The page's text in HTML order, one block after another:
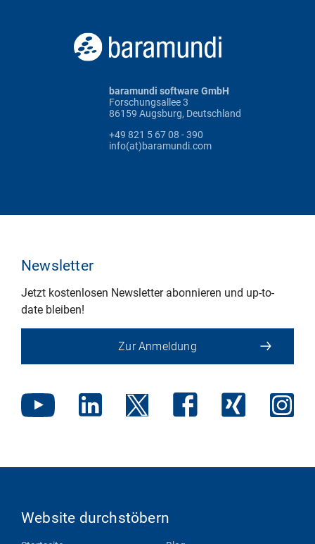
baramundi software GmbH
Forschungsallee 3
86159 Augsburg, Deutschland
+49 821 5 67 08 - 390
info(at)baramundi.com
Newsletter
Jetzt kostenlosen Newsletter abonnieren und up-to-
date bleiben!
Zur Anmeldung
Website durchstöbern